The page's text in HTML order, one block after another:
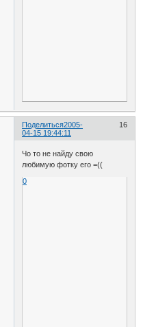
Поделиться 16
2005-
04-15 19:44:11
Чо то не найду свою
любимую фотку его =((
0